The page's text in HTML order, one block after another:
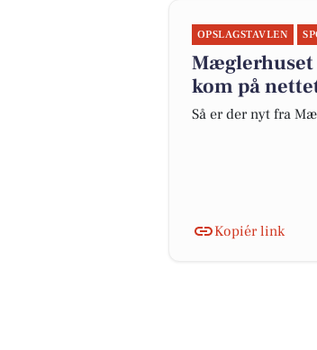
OPSLAGSTAVLEN
Mæglerhuset
kom på
Så er der nyt fra
Kopiér link